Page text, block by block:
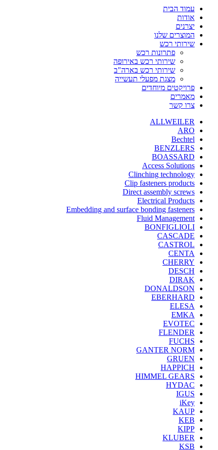
עמוד הבית
אודות
יצרנים
המוצרים שלנו
שירותי רכש
פתרונות רכש
שירותי רכש באירופה
שירותי רכש בארה"ב
מצגת מפעלי תעשייה
פרויקטים מיוחדים
מאמרים
צרו קשר
ALLWEILER
ARO
Bechtel
BENZLERS
BOASSARD
Access Solutions
Clinching technology
Clip fasteners products
Direct assembly screws
Electrical Products
Embedding and surface bonding fasteners
Fluid Management
BONFIGLIOLI
CASCADE
CASTROL
CENTA
CHERRY
DESCH
DIRAK
DONALDSON
EBERHARD
ELESA
EMKA
EVOTEC
FLENDER
FUCHS
GANTER NORM
GRUEN
HAPPICH
HIMMEL GEARS
HYDAC
IGUS
iKey
KAUP
KEB
KIPP
KLUBER
KSB